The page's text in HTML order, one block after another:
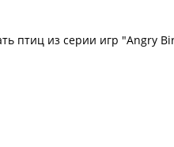
птиц из серии игр "Angry